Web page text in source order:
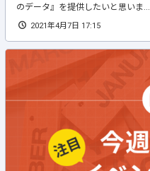
のデータ』を提供したいと思いま...
2021年4月7日 17:15